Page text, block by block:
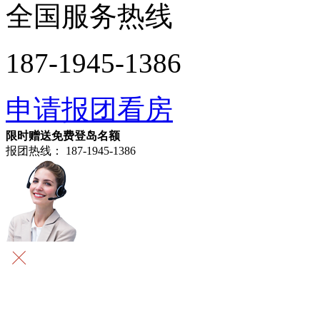
全国服务热线
187-1945-1386
申请报团看房
限时赠送免费登岛名额
报团热线：
187-1945-1386